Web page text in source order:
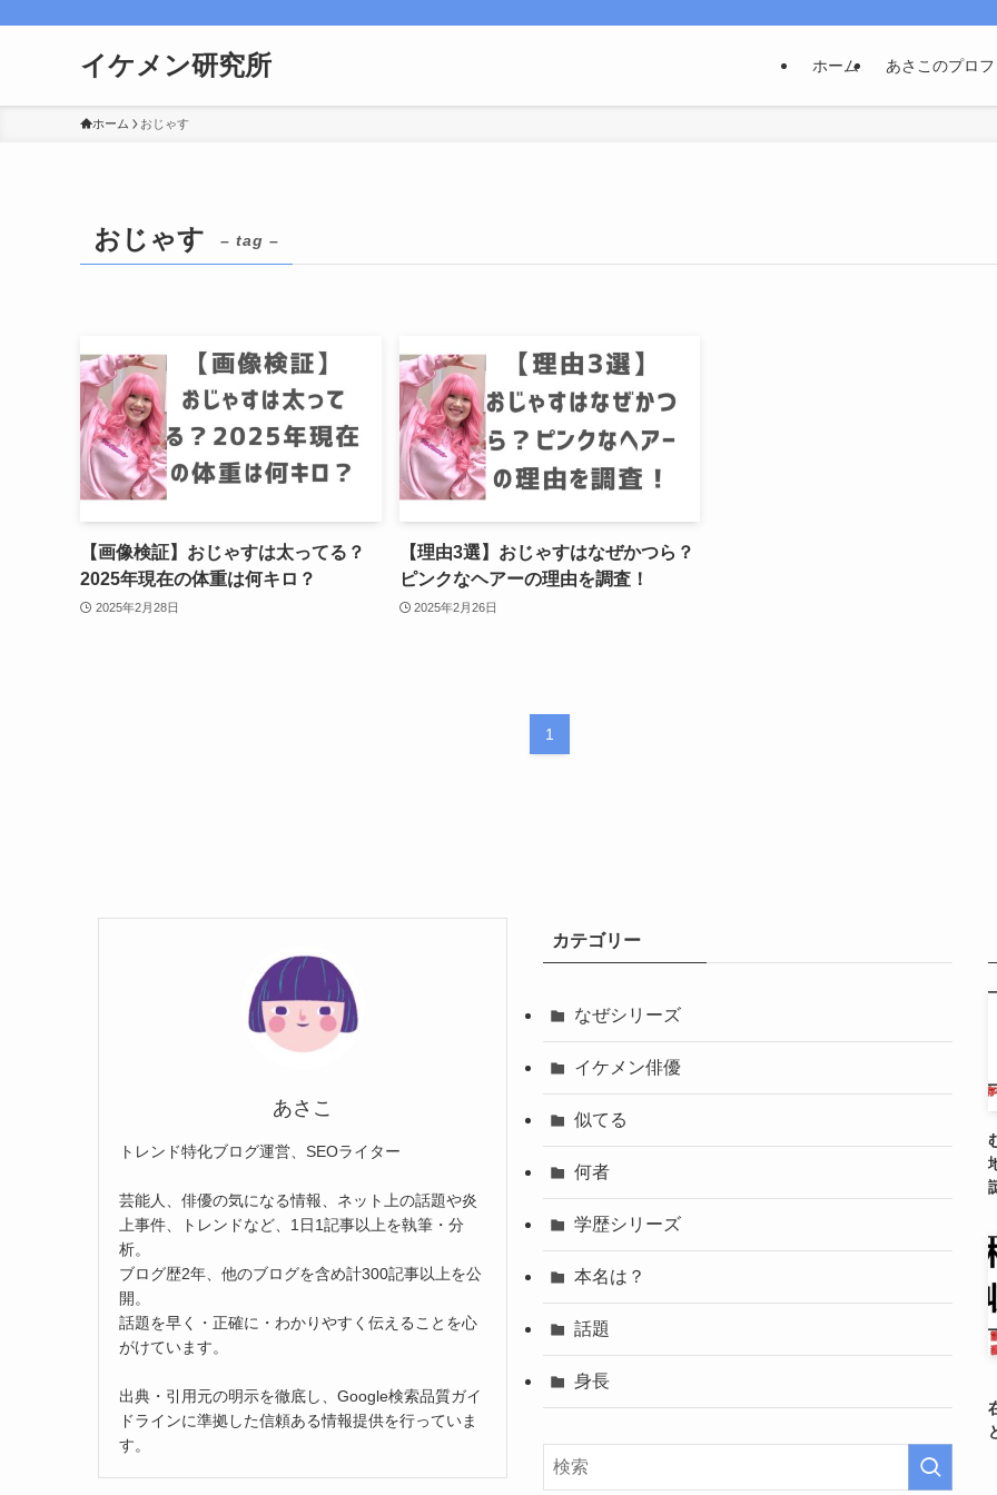
イケメン研究所 ホーム あさこのプロ
ホーム おじゃす
おじゃす – tag –
【画像検証】おじゃすは太ってる？
2025年現在の体重は何キロ？
2025年2月28日
【理由3選】おじゃすはなぜかつら？
ピンクなヘアーの理由を調査！
2025年2月26日
1
あさこ
トレンド特化ブログ運営、SEOライター
芸能人、俳優の気になる情報、ネット上の話題や炎
上事件、トレンドなど、1日1記事以上を執筆・分
析。
ブログ歴2年、他のブログを含め計300記事以上を公
開。
話題を早く・正確に・わかりやすく伝えることを心
がけています。
出典・引用元の明示を徹底し、Google検索品質ガイ
ドラインに準拠した信頼ある情報提供を行っていま
す。
カテゴリー
なぜシリーズ
イケメン俳優
似てる
何者
学歴シリーズ
本名は？
話題
身長